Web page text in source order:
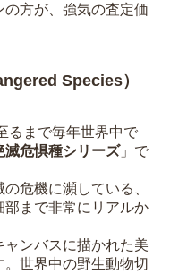
方が、強気の査定価
Species）
るまで毎年世界中で
滅危惧種シリーズ」で
危機に瀕している、
まで非常にリアルか
ンバスに描かれた美
世界中の野生動物切